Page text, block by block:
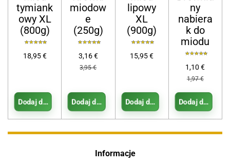
tymiank
owy XL
(800g)
18,95 €
Dodaj do koszyka
miodow
e
(250g)
3,16 €
3,95 €
Dodaj do koszyka
lipowy
XL
(900g)
15,95 €
Dodaj do koszyka
ny
nabiera
k do
miodu
1,10 €
1,97 €
Dodaj do
Informacje